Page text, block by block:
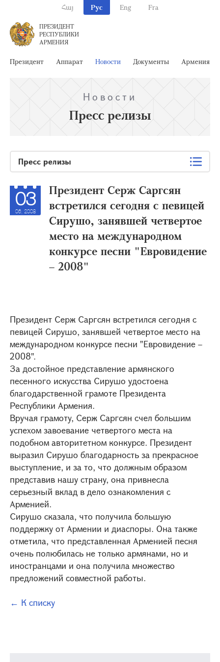
Հայ Рус Eng Fra
ПРЕЗИДЕНТ
РЕСПУБЛИКИ
АРМЕНИЯ
Президент Аппарат Новости Документы Армения
Новости
Пресс релизы
Пресс релизы
03
06, 2008
Президент Серж Саргсян
встретился сегодня с певицей
Сирушо, занявшей четвертое
место на международном
конкурсе песни "Евровидение
– 2008"
Президент Серж Саргсян встретился сегодня с
певицей Сирушо, занявшей четвертое место на
международном конкурсе песни "Евровидение –
2008".
За достойное представление армянского
песенного искусства Сирушо удостоена
благодарственной грамоте Президента
Республики Армения.
Вручая грамоту, Серж Саргсян счел большим
успехом завоевание четвертого места на
подобном авторитетном конкурсе. Президент
выразил Сирушо благодарность за прекрасное
выступление, и за то, что должным образом
представив нашу страну, она привнесла
серьезный вклад в дело ознакомления с
Арменией.
Сирушо сказала, что получила большую
поддержку от Армении и диаспоры. Она также
отметила, что представленная Арменией песня
очень полюбилась не только армянами, но и
иностранцами и она получила множество
предложений совместной работы.
← К списку